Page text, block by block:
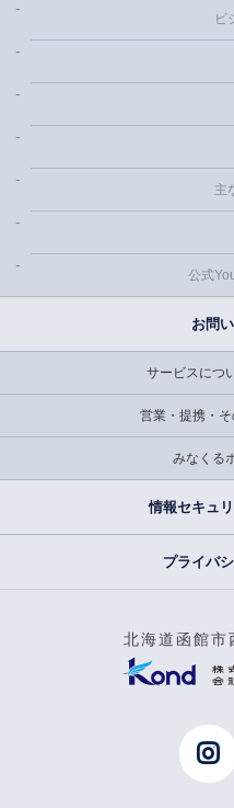
ビ
主
公式
お問
サービスにつ
営業・提携・
みなくる
情報セキュ
プライバ
北海道函館